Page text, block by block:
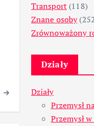
Transport (118)
Znane osoby
Zrównoważony
Działy
Działy
Przemysł
Przemysł